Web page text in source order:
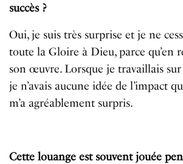
succès ?
Oui, je suis très surprise et je ne
toute la Gloire à Dieu, parce qu’en
son œuvre. Lorsque je travaillais
je n’avais aucune idée de l’impact
m’a agréablement surpris.
Cette louange est souvent jouée